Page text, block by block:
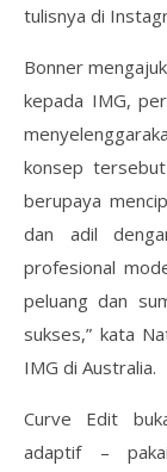
tulisnya di
Bonner
kepada IMG,
konsep
berupaya
dan adil
profesional
peluang dan
sukses,” kata
IMG di Australia.
Curve Edit
adaptif –